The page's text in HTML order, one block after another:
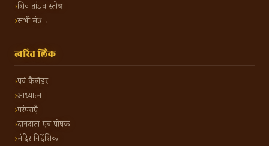
शिव तांडव स्तोत्र
सभी मंत्र →
त्वरित लिंक
पर्व कैलेंडर
आध्यात्म
परंपराएँ
दानदाता एवं पोषक
मंदिर निर्देशिका